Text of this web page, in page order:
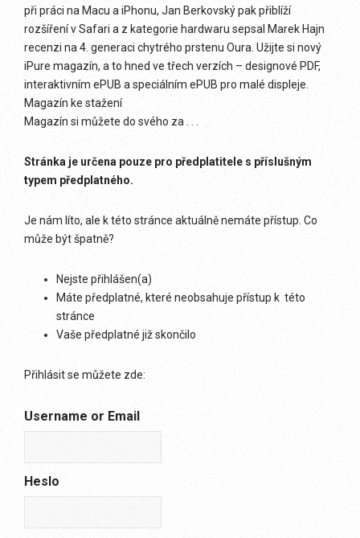
při práci na Macu a iPhonu, Jan Berkovský pak přiblíží
rozšíření v Safari a z kategorie hardwaru sepsal Marek Hajn
recenzi na 4. generaci chytrého prstenu Oura. Užijte si nový
iPure magazín, a to hned ve třech verzích – designové PDF,
interaktivním ePUB a speciálním ePUB pro malé displeje.
Magazín ke stažení
Magazín si můžete do svého za . . .
Stránka je určena pouze pro předplatitele s příslušným
typem předplatného.
Je nám líto, ale k této stránce aktuálně nemáte přístup. Co
může být špatně?
Nejste přihlášen(a)
Máte předplatné, které neobsahuje přístup k této
stránce
Vaše předplatné již skončilo
Přihlásit se můžete zde:
Username or Email
Heslo